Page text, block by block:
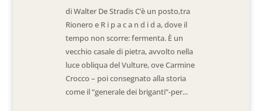
di Walter De Stradis C’è un posto,tra
Rionero e R i p a c a n d i d a, dove il
tempo non scorre: fermenta. È un
vecchio casale di pietra, avvolto nella
luce obliqua del Vulture, ove Carmine
Crocco – poi consegnato alla storia
come il “generale dei briganti”-per...